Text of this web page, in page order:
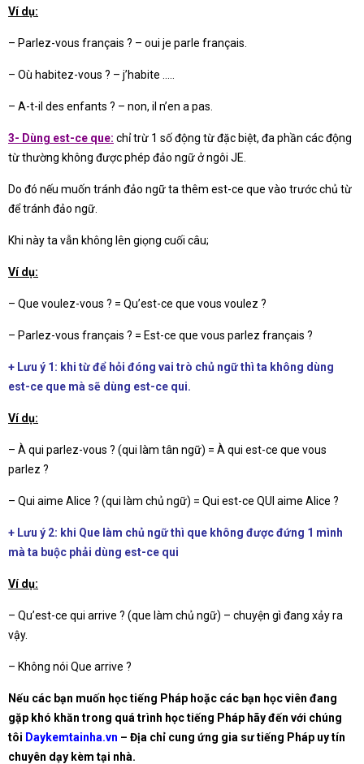
Ví dụ:
– Parlez-vous français ? – oui je parle français.
– Où habitez-vous ? – j’habite …..
– A-t-il des enfants ? – non, il n’en a pas.
3- Dùng est-ce que: chỉ trừ 1 số động từ đặc biệt, đa phần các động
từ thường không được phép đảo ngữ ở ngôi JE.
Do đó nếu muốn tránh đảo ngữ ta thêm est-ce que vào trước chủ từ
để tránh đảo ngữ.
Khi này ta vẫn không lên giọng cuối câu;
Ví dụ:
– Que voulez-vous ? = Qu’est-ce que vous voulez ?
– Parlez-vous français ? = Est-ce que vous parlez français ?
+ Lưu ý 1: khi từ để hỏi đóng vai trò chủ ngữ thì ta không dùng
est-ce que mà sẽ dùng est-ce qui.
Ví dụ:
– À qui parlez-vous ? (qui làm tân ngữ) = À qui est-ce que vous
parlez ?
– Qui aime Alice ? (qui làm chủ ngữ) = Qui est-ce QUI aime Alice ?
+ Lưu ý 2: khi Que làm chủ ngữ thì que không được đứng 1 mình
mà ta buộc phải dùng est-ce qui
Ví dụ:
– Qu’est-ce qui arrive ? (que làm chủ ngữ) – chuyện gì đang xảy ra
vậy.
– Không nói Que arrive ?
Nếu các bạn muốn học tiếng Pháp hoặc các bạn học viên đang
gặp khó khăn trong quá trình học tiếng Pháp hãy đến với chúng
tôi Daykemtainha.vn – Địa chỉ cung ứng gia sư tiếng Pháp uy tín
chuyên dạy kèm tại nhà.